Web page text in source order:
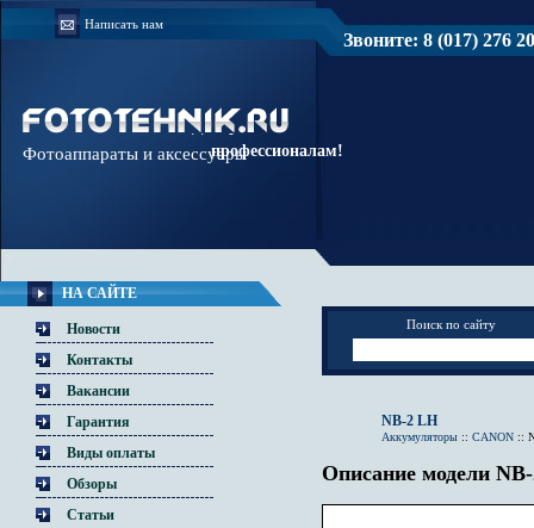
Написать нам
Звоните: 8 (017) 276
Доверяйте
профессионалам!
Фотоаппараты и аксессуары
НА САЙТЕ
Новости
Контакты
Вакансии
Гарантия
Виды оплаты
Обзоры
Статьи
Поиск по сайту
NB-2 LH
Аккумуляторы :: CANON ::
Описание модели